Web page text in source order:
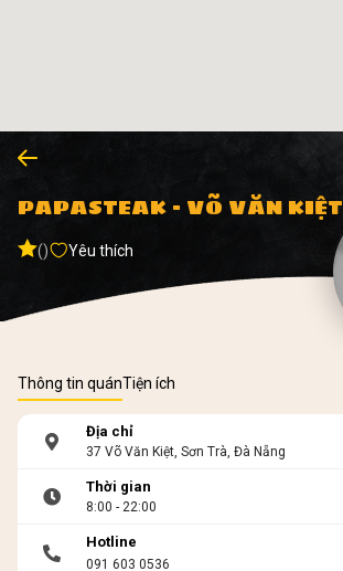
PAPASTEAK - VÕ VĂN KIỆT
() Yêu thích
Thông tin quánTiện ích
Địa chỉ
37 Võ Văn Kiệt, Sơn Trà, Đà Nẵng
Thời gian
8:00 - 22:00
Hotline
091 603 0536